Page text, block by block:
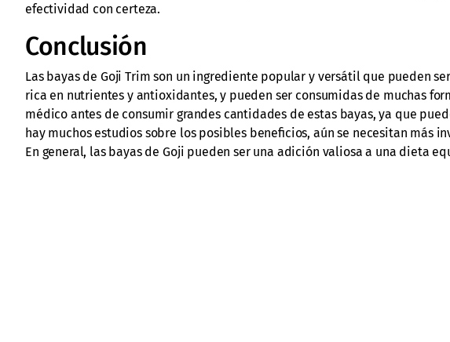
efectividad con certeza.
Conclusión
Las bayas de Goji Trim son un ingrediente popular y versátil que pueden
rica en nutrientes y antioxidantes, y pueden ser consumidas de muchas
médico antes de consumir grandes cantidades de estas bayas, ya que
hay muchos estudios sobre los posibles beneficios, aún se necesitan más
En general, las bayas de Goji pueden ser una adición valiosa a una dieta